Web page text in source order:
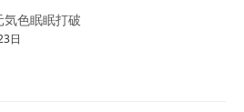
気色眠眠打破
日